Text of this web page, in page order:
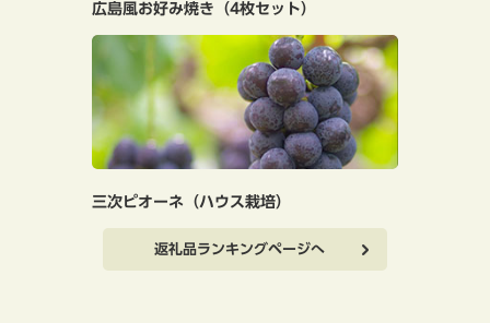
広島風お好み焼き（4枚セット）
三次ピオーネ（ハウス栽培）
返礼品ランキングページへ